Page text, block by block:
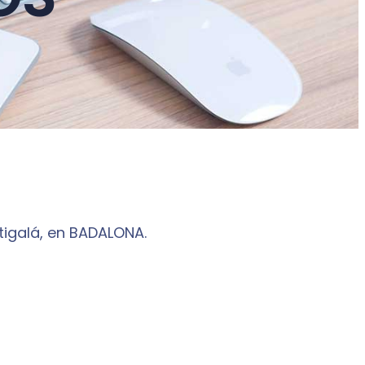
en BADALONA.